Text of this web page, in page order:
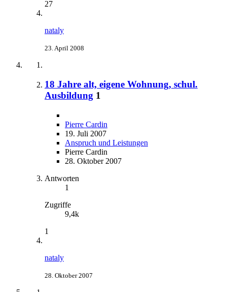
27
nataly
23. April 2008
18 Jahre alt, eigene Wohnung, schul.
Ausbildung 1
Pierre Cardin
19. Juli 2007
Anspruch und Leistungen
Pierre Cardin
28. Oktober 2007
Antworten
1
Zugriffe
9,4k
1
nataly
28. Oktober 2007